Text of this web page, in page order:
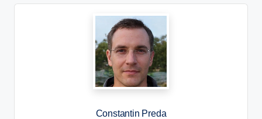
Constantin Preda